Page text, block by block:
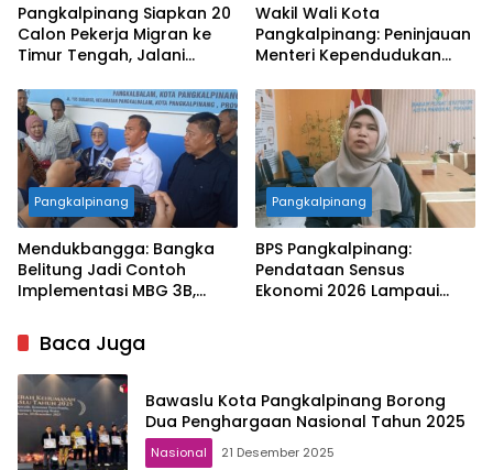
Pangkalpinang Siapkan 20
Calon Pekerja Migran ke
Timur Tengah, Jalani
Wakil Wali Kota
Pangkalpinang: Peninjauan
Menteri Kependudukan
Standar Layanan MBG
Pangkalpinang
Mendukbangga: Bangka
Belitung Jadi Contoh
Implementasi MBG 3B,
Balita Terlayani
Pangkalpinang
BPS Pangkalpinang:
Pendataan Sensus
Ekonomi 2026 Lampaui
Baca Juga
Bawaslu Kota Pangkalpinang Borong
Dua Penghargaan Nasional Tahun 2025
Nasional 21 Desember 2025